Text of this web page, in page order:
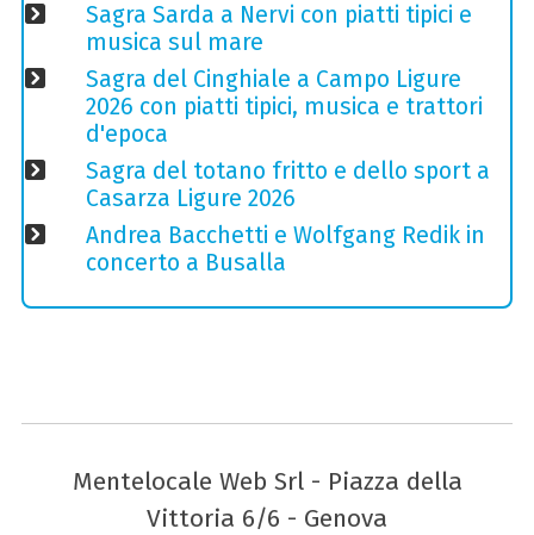
Sagra Sarda a Nervi con piatti tipici e
musica sul mare
Sagra del Cinghiale a Campo Ligure
2026 con piatti tipici, musica e trattori
d'epoca
Sagra del totano fritto e dello sport a
Casarza Ligure 2026
Andrea Bacchetti e Wolfgang Redik in
concerto a Busalla
Mentelocale Web Srl - Piazza della
Vittoria 6/6 - Genova